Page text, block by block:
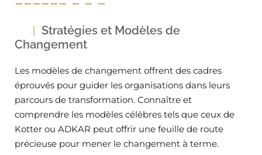
Stratégies et Modèles de
Changement
Les modèles de changement offrent des cadres
éprouvés pour guider les organisations dans leurs
parcours de transformation. Connaître et
comprendre les modèles célèbres tels que ceux de
Kotter ou ADKAR peut offrir une feuille de route
précieuse pour mener le changement à terme.